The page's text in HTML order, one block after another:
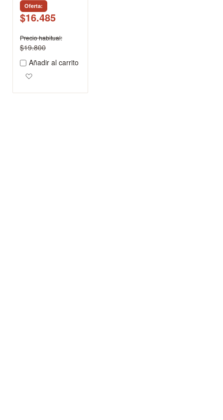
Oferta
$16.485
Precio habitual
$19.800
Añadir al carrito